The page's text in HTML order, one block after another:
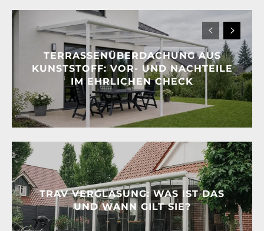
TERRASSENÜBERDACHUNG AUS
KUNSTSTOFF: VOR- UND NACHTEILE
IM EHRLICHEN CHECK
TRAV VERGLASUNG: WAS IST DAS
UND WANN GILT SIE?